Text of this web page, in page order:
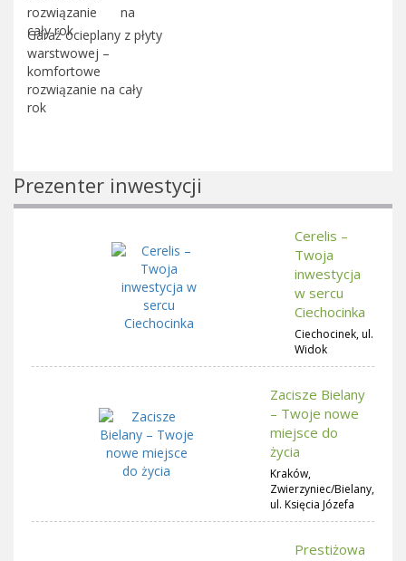
Garaż ocieplany z płyty
warstwowej –
komfortowe
rozwiązanie na cały
rok
Prezenter inwestycji
Cerelis –
Twoja
inwestycja
w sercu
Ciechocinka
Ciechocinek, ul.
Widok
Zacisze Bielany
– Twoje nowe
miejsce do
życia
Kraków,
Zwierzyniec/Bielany,
ul. Księcia Józefa
Prestiżowa